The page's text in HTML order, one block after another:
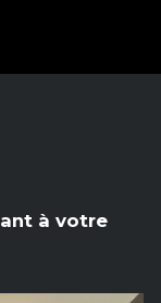
à votre